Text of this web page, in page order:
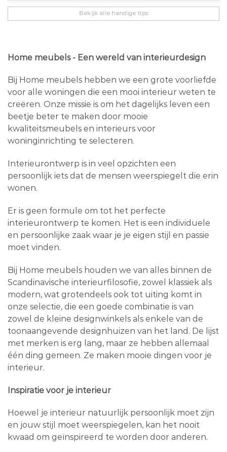
Bekijk alle handige tips
Home meubels - Een wereld van interieurdesign
Bij Home meubels hebben we een grote voorliefde
voor alle woningen die een mooi interieur weten te
creëren. Onze missie is om het dagelijks leven een
beetje beter te maken door mooie
kwaliteitsmeubels en interieurs voor
woninginrichting te selecteren.
Interieurontwerp is in veel opzichten een
persoonlijk iets dat de mensen weerspiegelt die erin
wonen.
Er is geen formule om tot het perfecte
interieurontwerp te komen. Het is een individuele
en persoonlijke zaak waar je je eigen stijl en passie
moet vinden.
Bij Home meubels houden we van alles binnen de
Scandinavische interieurfilosofie, zowel klassiek als
modern, wat grotendeels ook tot uiting komt in
onze selectie, die een goede combinatie is van
zowel de kleine designwinkels als enkele van de
toonaangevende designhuizen van het land. De lijst
met merken is erg lang, maar ze hebben allemaal
één ding gemeen. Ze maken mooie dingen voor je
interieur.
Inspiratie voor je interieur
Hoewel je interieur natuurlijk persoonlijk moet zijn
en jouw stijl moet weerspiegelen, kan het nooit
kwaad om geïnspireerd te worden door anderen.